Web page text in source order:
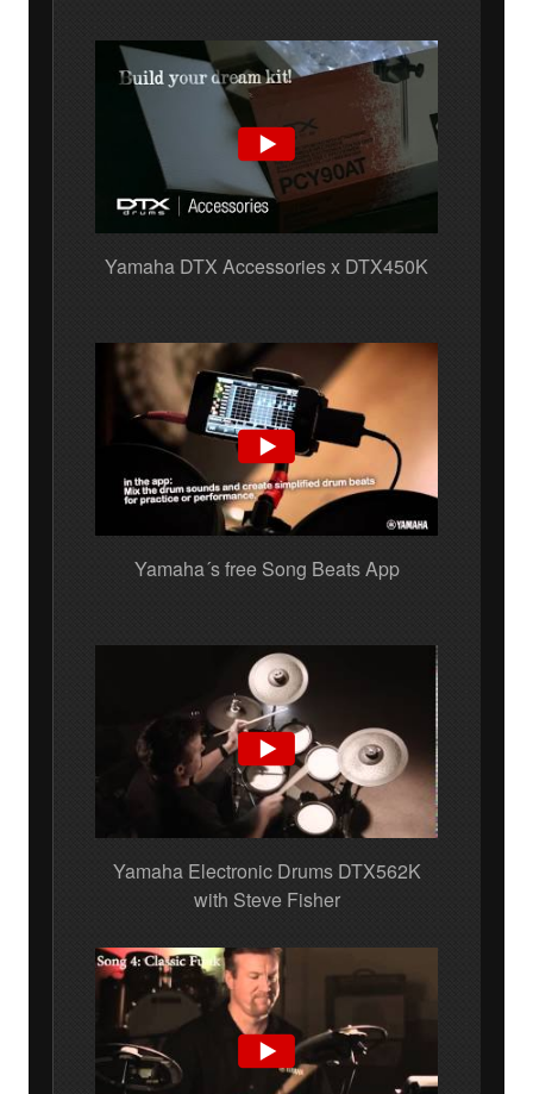
Yamaha DTX Accessories x DTX450K
Yamaha´s free Song Beats App
Yamaha Electronic Drums DTX562K
with Steve Fisher